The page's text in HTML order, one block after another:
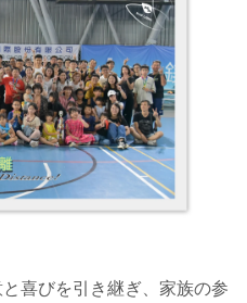
喜びを引き継ぎ、家族の参